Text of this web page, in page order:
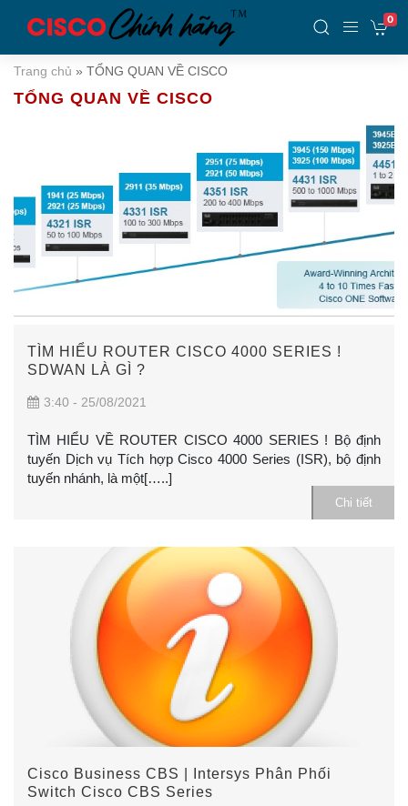
0
Trang chủ » TỔNG QUAN VỀ CISCO
TỔNG QUAN VỀ CISCO
TÌM HIỂU ROUTER CISCO 4000 SERIES !
SDWAN LÀ GÌ ?
3:40 - 25/08/2021
TÌM HIỂU VỀ ROUTER CISCO 4000 SERIES ! Bộ định
tuyến Dịch vụ Tích hợp Cisco 4000 Series (ISR), bộ định
tuyến nhánh, là một[…..]
Chi tiết
Cisco Business CBS | Intersys Phân Phối
Switch Cisco CBS Series